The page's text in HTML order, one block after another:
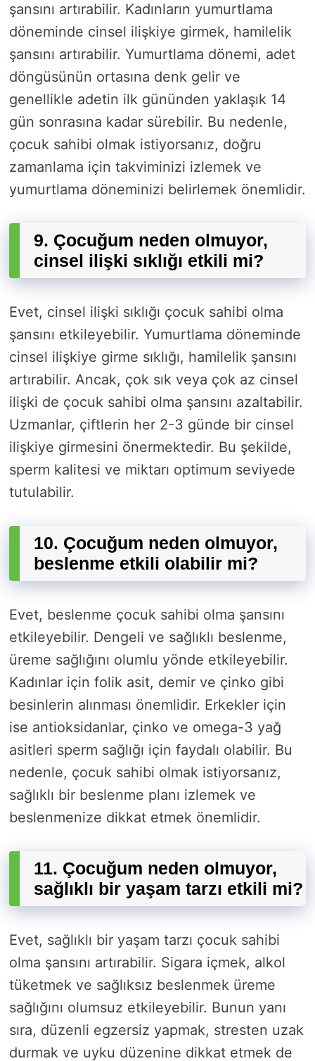
şansını artırabilir. Kadınların yumurtlama
döneminde cinsel ilişkiye girmek, hamilelik
şansını artırabilir. Yumurtlama dönemi, adet
döngüsünün ortasına denk gelir ve
genellikle adetin ilk gününden yaklaşık 14
gün sonrasına kadar sürebilir. Bu nedenle,
çocuk sahibi olmak istiyorsanız, doğru
zamanlama için takviminizi izlemek ve
yumurtlama döneminizi belirlemek önemlidir.
9. Çocuğum neden olmuyor,
cinsel ilişki sıklığı etkili mi?
Evet, cinsel ilişki sıklığı çocuk sahibi olma
şansını etkileyebilir. Yumurtlama döneminde
cinsel ilişkiye girme sıklığı, hamilelik şansını
artırabilir. Ancak, çok sık veya çok az cinsel
ilişki de çocuk sahibi olma şansını azaltabilir.
Uzmanlar, çiftlerin her 2-3 günde bir cinsel
ilişkiye girmesini önermektedir. Bu şekilde,
sperm kalitesi ve miktarı optimum seviyede
tutulabilir.
10. Çocuğum neden olmuyor,
beslenme etkili olabilir mi?
Evet, beslenme çocuk sahibi olma şansını
etkileyebilir. Dengeli ve sağlıklı beslenme,
üreme sağlığını olumlu yönde etkileyebilir.
Kadınlar için folik asit, demir ve çinko gibi
besinlerin alınması önemlidir. Erkekler için
ise antioksidanlar, çinko ve omega-3 yağ
asitleri sperm sağlığı için faydalı olabilir. Bu
nedenle, çocuk sahibi olmak istiyorsanız,
sağlıklı bir beslenme planı izlemek ve
beslenmenize dikkat etmek önemlidir.
11. Çocuğum neden olmuyor,
sağlıklı bir yaşam tarzı etkili mi?
Evet, sağlıklı bir yaşam tarzı çocuk sahibi
olma şansını artırabilir. Sigara içmek, alkol
tüketmek ve sağlıksız beslenmek üreme
sağlığını olumsuz etkileyebilir. Bunun yanı
sıra, düzenli egzersiz yapmak, stresten uzak
durmak ve uyku düzenine dikkat etmek de